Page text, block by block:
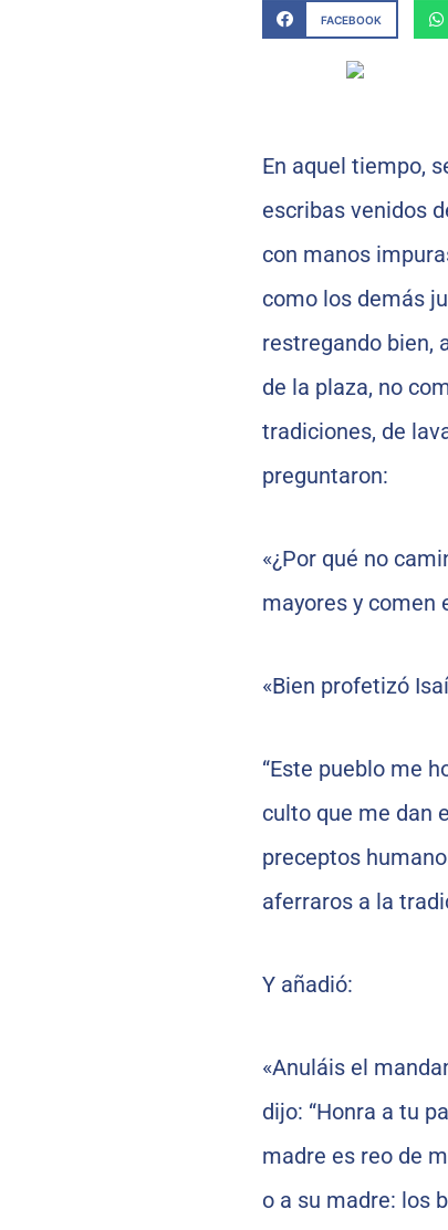
FACEBOOK
En aquel tiempo,
escribas venidos
con manos
como los demás
restregando bien,
de la plaza, no
tradiciones, de
preguntaron:
«¿Por qué no
mayores y comen
«Bien profetizó
“Este pueblo me
culto que me dan
preceptos
aferraros a la
Y añadió:
«Anuláis el
dijo: “Honra a tu
madre es reo de
o a su madre: los